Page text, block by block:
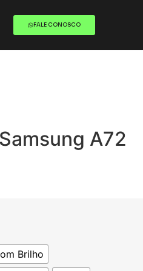
FALE CONOSCO
A72
Brilho